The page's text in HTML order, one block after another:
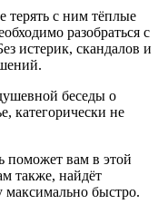
терять с ним тёплые
разобраться с
истерик, скандалов и
беседы о
категорически не
поможет вам в этой
также, найдёт
максимально быстро.